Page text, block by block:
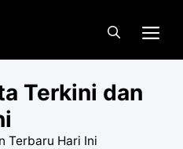
Terkini dan
Terbaru Hari Ini